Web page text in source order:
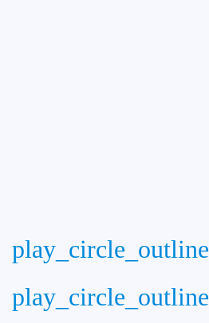
play_circle_outline
play_circle_outline